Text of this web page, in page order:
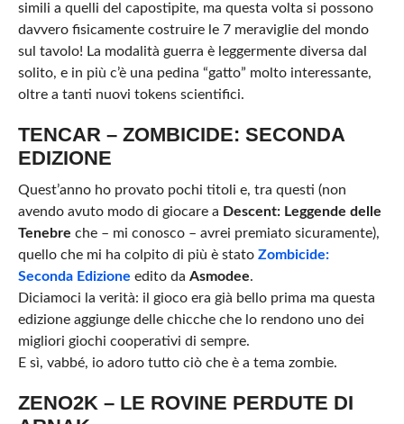
simili a quelli del capostipite, ma questa volta si possono
davvero fisicamente costruire le 7 meraviglie del mondo
sul tavolo! La modalità guerra è leggermente diversa dal
solito, e in più c’è una pedina “gatto” molto interessante,
oltre a tanti nuovi tokens scientifici.
TENCAR – ZOMBICIDE: SECONDA
EDIZIONE
Quest’anno ho provato pochi titoli e, tra questi (non
avendo avuto modo di giocare a Descent: Leggende delle
Tenebre che – mi conosco – avrei premiato sicuramente),
quello che mi ha colpito di più è stato Zombicide:
Seconda Edizione edito da Asmodee.
Diciamoci la verità: il gioco era già bello prima ma questa
edizione aggiunge delle chicche che lo rendono uno dei
migliori giochi cooperativi di sempre.
E sì, vabbé, io adoro tutto ciò che è a tema zombie.
ZENO2K – LE ROVINE PERDUTE DI